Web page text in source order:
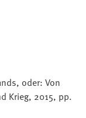
oder: Von
Krieg, 2015, pp.